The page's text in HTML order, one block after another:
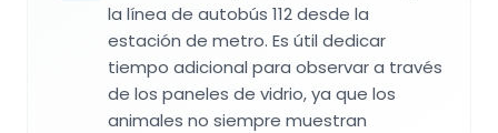
la línea de autobús 112 desde la
estación de metro. Es útil dedicar
tiempo adicional para observar a través
de los paneles de vidrio, ya que los
animales no siempre muestran